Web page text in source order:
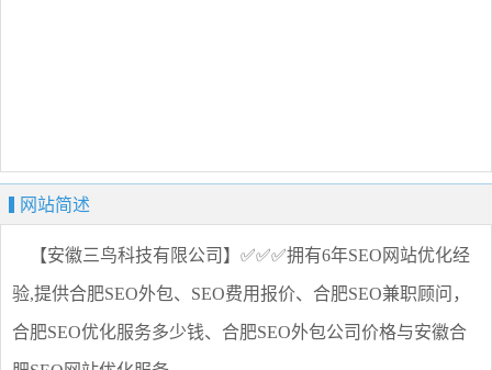
网站简述
【安徽三鸟科技有限公司】✅✅✅拥有6年SEO网站优化经
验,提供合肥SEO外包、SEO费用报价、合肥SEO兼职顾问，
合肥SEO优化服务多少钱、合肥SEO外包公司价格与安徽合